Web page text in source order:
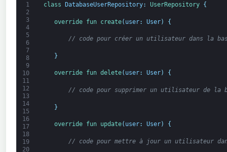
1
2
3
4
5
6
7
8
9
10
11
12
13
14
15
16
17
18
19
20
class DatabaseUserRepository: UserRepository {
override fun create( user: User) {
// code pour créer un utilisateur dans la
}
override fun delete( user: User) {
// code pour supprimer un utilisateur de la
}
override fun update( user: User) {
// code pour mettre à jour un utilisateur